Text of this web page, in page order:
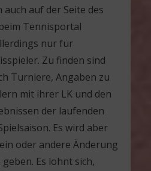
auch auf der Seite des
Tennisportal
nur für
Zu finden sind
Turniere, Angaben zu
mit ihrer LK und den
der laufenden
Es wird aber
oder andere Änderung
Es lohnt sich,